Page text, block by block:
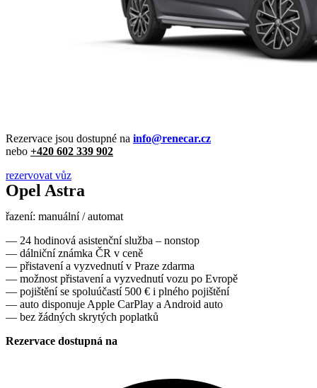
Rezervace jsou dostupné na info@renecar.cz
nebo +420 602 339 902
rezervovat vůz
Opel Astra
řazení: manuální / automat
— 24 hodinová asistenční služba – nonstop
— dálniční známka ČR v ceně
— přistavení a vyzvednutí v Praze zdarma
— možnost přistavení a vyzvednutí vozu po Evropě
— pojištění se spoluúčastí 500 € i plného pojištění
— auto disponuje Apple CarPlay a Android auto
— bez žádných skrytých poplatků
Rezervace dostupná na